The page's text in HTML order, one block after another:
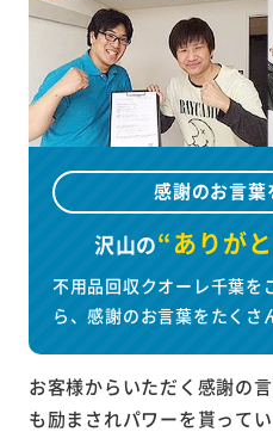
感謝のお言
沢山の“ありが
不用品回収クオーレ千葉を
ら、感謝のお言葉をたくさ
お客様からいただく感謝の
も励まされパワーを貰って